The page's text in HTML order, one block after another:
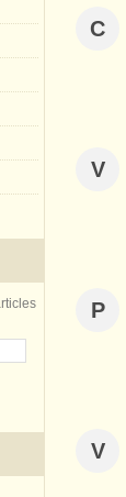
C
V
P
V